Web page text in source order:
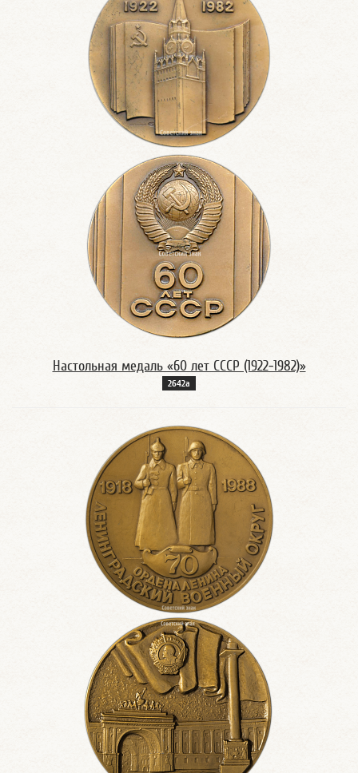
Настольная медаль «60 лет СССР (1922-1982)»
2642а